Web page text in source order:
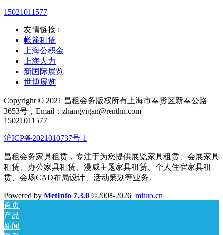
15021011577
友情链接 :
帐篷租赁
上海公积金
上海人力
新国际展览
世博展览
Copyright © 2021 昌租会务版权所有上海市奉贤区新奉公路
3653号，Email：zhangyigan@renthn.com
15021011577
沪ICP备2021010737号-1
昌租会务家具租赁，专注于为您提供展览家具租赁、会展家具
租赁、办公家具租赁、漫威主题家具租赁、个人住宿家具租
赁、会场CAD布局设计、活动策划等业务。
Powered by MetInfo 7.3.0 ©2008-2026 mituo.cn
首页
产品
新闻